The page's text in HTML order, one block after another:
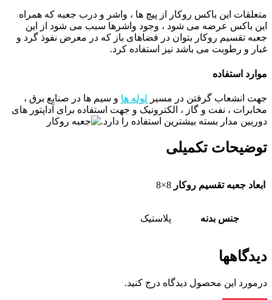
متعلقات این باکس روکار از پیچ ها ، واشر و درب جعبه که همراه
این باکس عرضه می شود ، وجود واشرها سبب می شود از این
جعبه تقسیم روکار بتوان در فضاهای باز که در معرض نفوذ گرد و
غبار و رطوبت می باشد نیز استفاده کرد.
موارد استفاده
جهت انشعاب گرفتن در مسیر لوله ها و سیم ها در صنایع برق ،
مخابرات ، نفت و گاز ، الکترونیک و جهت استفاده برای آداپتور های
دوربین مدار بسته بیشترین استفاده را دارد.
توضیحات تکمیلی
ابعاد جعبه تقسیم روکار 8×8
جنس بدنه پلاستیک
دیدگاهها
درمورد این محصول دیدگاه درج کنید.